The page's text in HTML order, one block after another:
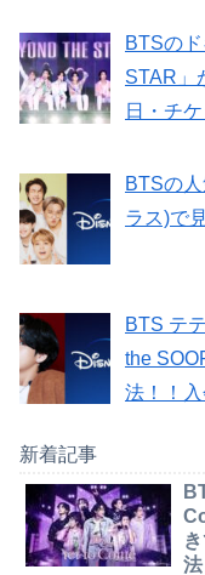
BTSの
STAR」
日・チ
BTSの
ラス)で
BTS テ
the
法！！
新着記事
法